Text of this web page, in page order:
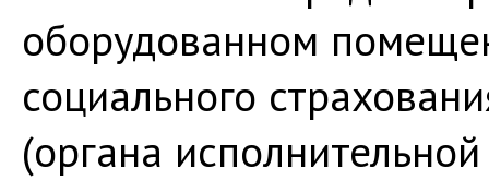
оборудованном
социального
(органа